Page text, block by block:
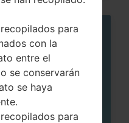
para
con la
entre el
se conservarán
se haya
para